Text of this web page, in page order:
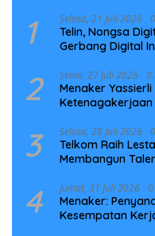
1 Selasa, 21 Juli 2026
Telin, Nongsa
Gerbang Digital
2 Senin, 27 Juli 2026 0
Menaker
Ketenagakerjaan
3 Selasa, 28 Juli 2026
Telkom Raih
Membangun
4 Jumat, 31 Juli 2026
Menaker:
Kesempatan